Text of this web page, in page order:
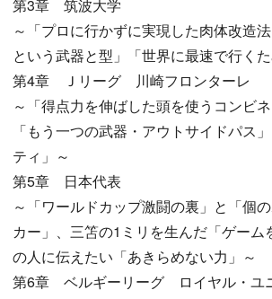
第3章 筑波大学
～「プロに行かずに実現した肉体改造
という武器と型」「世界に最速で行く
第4章 Ｊリーグ 川崎フロンターレ
～「得点力を伸ばした頭を使うコンビ
「もう一つの武器・アウトサイドパス
ティ」～
第5章 日本代表
～「ワールドカップ激闘の裏」と「個
カー」、三笘の1ミリを生んだ「ゲーム
の人に伝えたい「あきらめない力」～
第6章 ベルギーリーグ ロイヤル・ユ